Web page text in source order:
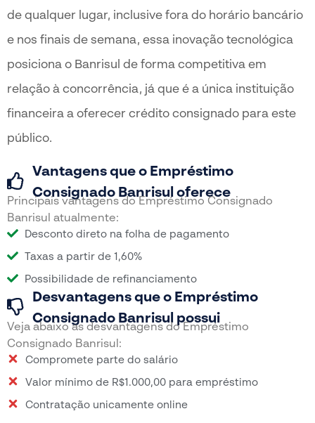
de qualquer lugar, inclusive fora do horário bancário
e nos finais de semana, essa inovação tecnológica
posiciona o Banrisul de forma competitiva em
relação à concorrência, já que é a única instituição
financeira a oferecer crédito consignado para este
público.
Vantagens que o Empréstimo
Consignado Banrisul oferece
Principais vantagens do Empréstimo Consignado
Banrisul atualmente:
Desconto direto na folha de pagamento
Taxas a partir de 1,60%
Possibilidade de refinanciamento
Desvantagens que o Empréstimo
Consignado Banrisul possui
Veja abaixo as desvantagens do Empréstimo
Consignado Banrisul:
Compromete parte do salário
Valor mínimo de R$1.000,00 para empréstimo
Contratação unicamente online